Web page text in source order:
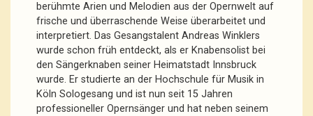
berühmte Arien und Melodien aus der Opernwelt auf
frische und überraschende Weise überarbeitet und
interpretiert. Das Gesangstalent Andreas Winklers
wurde schon früh entdeckt, als er Knabensolist bei
den Sängerknaben seiner Heimatstadt Innsbruck
wurde. Er studierte an der Hochschule für Musik in
Köln Sologesang und ist nun seit 15 Jahren
professioneller Opernsänger und hat neben seinem